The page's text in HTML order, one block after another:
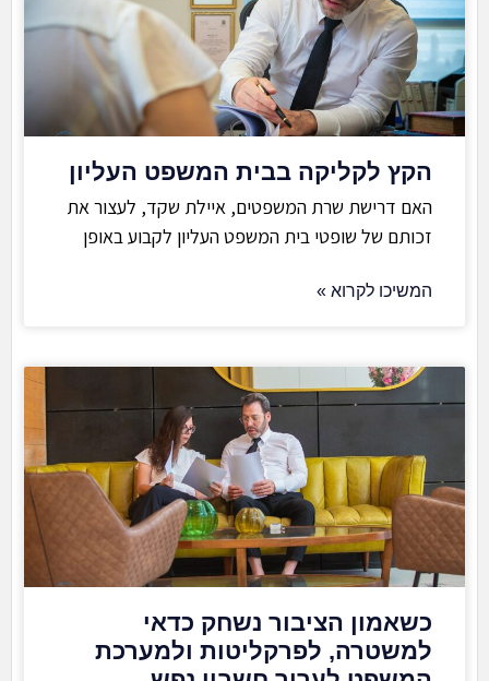
הקץ לקליקה בבית המשפט העליון
האם דרישת שרת המשפטים, איילת שקד, לעצור את
זכותם של שופטי בית המשפט העליון לקבוע באופן
המשיכו לקרוא »
כשאמון הציבור נשחק כדאי
למשטרה, לפרקליטות ולמערכת